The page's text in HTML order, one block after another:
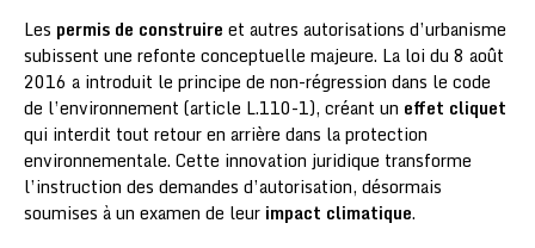
Les permis de construire et autres autorisations d’urbanisme
subissent une refonte conceptuelle majeure. La loi du 8 août
2016 a introduit le principe de non-régression dans le code
de l’environnement (article L.110-1), créant un effet cliquet
qui interdit tout retour en arrière dans la protection
environnementale. Cette innovation juridique transforme
l’instruction des demandes d’autorisation, désormais
soumises à un examen de leur impact climatique.